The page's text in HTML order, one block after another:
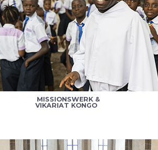
MISSIONSWERK &
VIKARIAT KONGO